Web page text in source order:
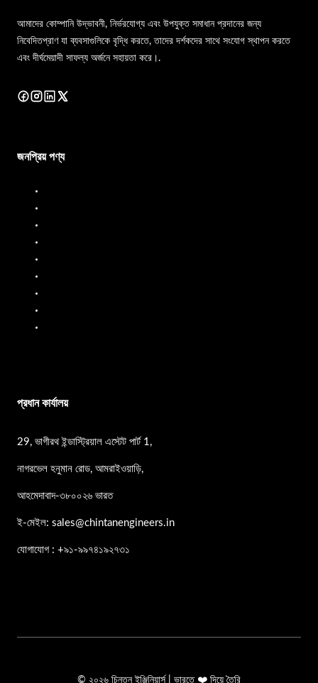
আমাদের কোম্পানি উদ্ভাবনী, নির্ভরযোগ্য এবং উপযুক্ত সমাধান প্রদানের জন্য
নিবেদিতপ্রাণ যা ব্যবসাগুলিকে বৃদ্ধি করতে, তাদের দর্শকদের সাথে সংযোগ স্থাপন করতে
এবং দীর্ঘমেয়াদী সাফল্য অর্জনে সহায়তা করে।.
জনপ্রিয় পণ্য
প্রধান কার্যালয়
29, ভাগীরথ ইন্ডাস্ট্রিয়াল এস্টেট পার্ট 1,
নাগরভেল হনুমান রোড, আমরাইওয়াড়ি,
আহমেদাবাদ-৩৮০০২৬ ভারত
ই-মেইল: sales@chintanengineers.in
যোগাযোগ : +৯১-৯৯৭৪১৯২৭৩১
© ২০২৬ চিন্তন ইঞ্জিনিয়ার্স | ভারতে ❤️ দিয়ে তৈরি